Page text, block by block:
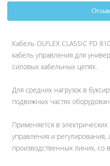
Кабель OLFLEX CLASSIC FD
кабель управления для
силовых кабельных цепях.
Для средних нагрузок в
подвижных частях
Применяется в
управления и
производственных линих, со